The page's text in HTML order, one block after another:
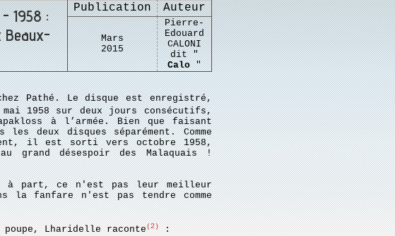
- 1958 :
Beaux-
Publication Auteur
Mars
2015
Pierre-
Edouard
CALONI
dit "
Calo"
Pathé. Le disque est enregistré,
1958 sur deux jours consécutifs,
à l’armée. Bien que faisant
deux disques séparément. Comme
il est sorti vers octobre 1958,
grand désespoir des Malaquais !
à part, ce n'est pas leur meilleur
la fanfare n'est pas tendre comme
Lharidelle raconte(2):